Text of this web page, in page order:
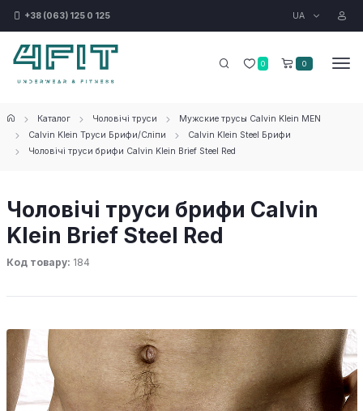
+38 (063) 125 0 125 UA
0 0
Каталог Чоловічі труси
Мужские трусы Calvin Klein MEN
Calvin Klein Труси Брифи/Сліпи
Calvin Klein Steel Брифи
Чоловічі труси брифи Calvin Klein Brief Steel Red
Чоловічі труси брифи Calvin
Klein Brief Steel Red
Код товару: 184